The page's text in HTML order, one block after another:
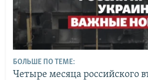
БОЛЬШЕ ПО ТЕМЕ:
Четыре месяца российского